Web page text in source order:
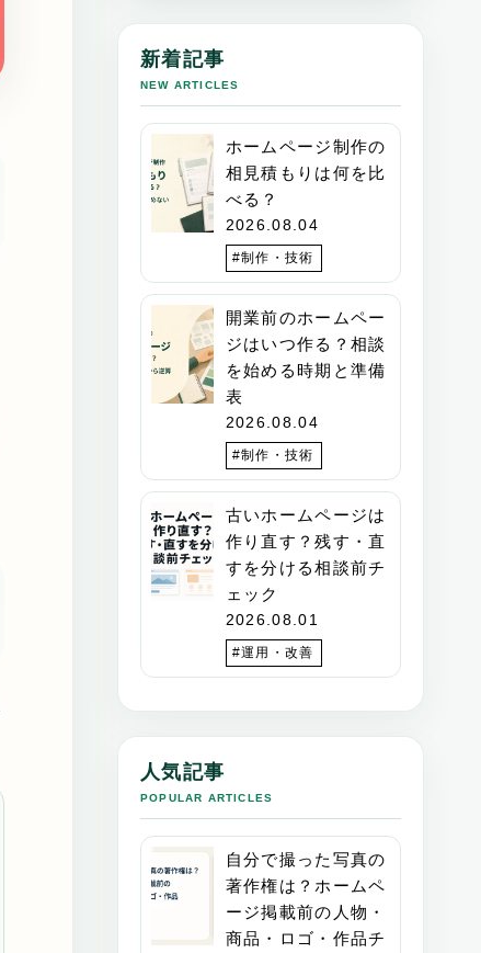
新着記事
NEW ARTICLES
ホームページ制作の
相見積もりは何を比
べる？
2026.08.04
#制作・技術
開業前のホームペー
ジはいつ作る？相談
を始める時期と準備
表
2026.08.04
#制作・技術
古いホームページは
作り直す？残す・直
すを分ける相談前チ
ェック
2026.08.01
#運用・改善
人気記事
POPULAR ARTICLES
自分で撮った写真の
著作権は？ホームペ
ージ掲載前の人物・
商品・ロゴ・作品チ